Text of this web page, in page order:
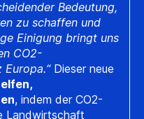
Bedeutung,
zu schaffen und
Einigung bringt uns
CO2-
Dieser neue
, indem der CO2-
Landwirtschaft